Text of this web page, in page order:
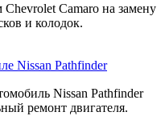
Camaro на замену
и колодок.
Nissan Pathfinder
Nissan Pathfinder
ремонт двигателя.